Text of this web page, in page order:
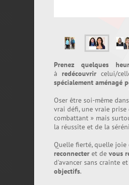
Prenez quelques
à redécouvrir celui/
spécialement aménagé
Oser être soi-même
vrai défi, une vraie prise
combattant » mais
la réussite et de la
Quelle fierté, quelle joie
reconnecter et de vous
d'avancer sans crainte
objectifs.